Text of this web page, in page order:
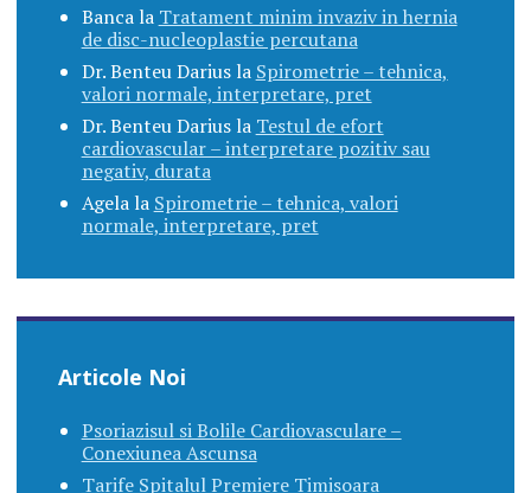
Bancala Tratament minim invaziv in hernia
de disc-nucleoplastie percutana
Dr. Benteu Dariusla Spirometrie – tehnica,
valori normale, interpretare, pret
Dr. Benteu Dariusla Testul de efort
cardiovascular – interpretare pozitiv sau
negativ, durata
Agelala Spirometrie – tehnica, valori
normale, interpretare, pret
Articole Noi
Psoriazisul si Bolile Cardiovasculare –
Conexiunea Ascunsa
Tarife Spitalul Premiere Timisoara